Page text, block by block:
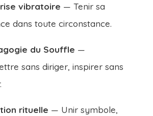
vibratoire — Tenir sa
dans toute circonstance.
du Souffle —
sans diriger, inspirer sans
rituelle — Unir symbole,